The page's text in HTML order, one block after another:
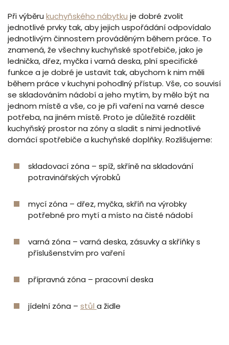
Při výběru kuchyňského nábytku je dobré zvolit
jednotlivé prvky tak, aby jejich uspořádání odpovídalo
jednotlivým činnostem prováděným během práce. To
znamená, že všechny kuchyňské spotřebiče, jako je
lednička, dřez, myčka i varná deska, plní specifické
funkce a je dobré je ustavit tak, abychom k nim měli
během práce v kuchyni pohodlný přístup. Vše, co souvisí
se skladováním nádobí a jeho mytím, by mělo být na
jednom místě a vše, co je při vaření na varné desce
potřeba, na jiném místě. Proto je důležité rozdělit
kuchyňský prostor na zóny a sladit s nimi jednotlivé
domácí spotřebiče a kuchyňské doplňky. Rozlišujeme:
skladovací zóna – spíž, skříně na skladování
potravinářských výrobků
mycí zóna – dřez, myčka, skříň na výrobky
potřebné pro mytí a místo na čisté nádobí
varná zóna – varná deska, zásuvky a skříňky s
příslušenstvím pro vaření
přípravná zóna – pracovní deska
jídelní zóna – stůl a židle